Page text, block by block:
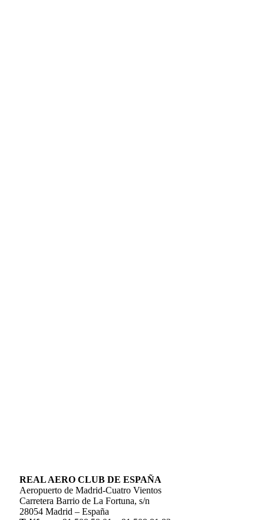
REAL AERO CLUB DE ESPAÑA
Aeropuerto de Madrid-Cuatro Vientos
Carretera Barrio de La Fortuna, s/n
28054 Madrid – España